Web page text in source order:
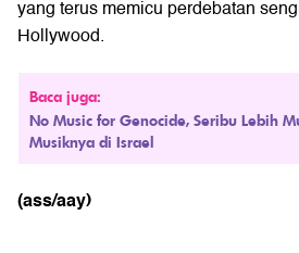
yang terus memicu perdebatan
Hollywood.
Baca juga:
No Music for Genocide, Seribu Lebih
Musiknya di Israel
(ass/aay)